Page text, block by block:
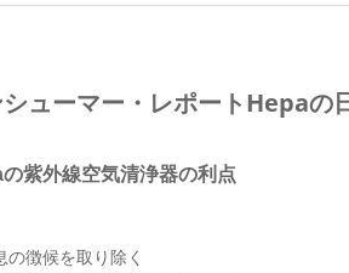
シューマー・レポートHepaの
の紫外線空気清浄器の利点
の徴候を取り除く